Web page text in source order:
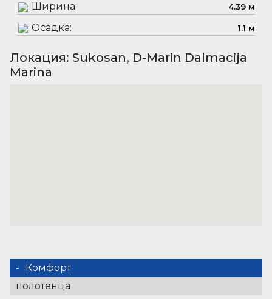
Ширина: 4.39 м
Осадка: 1.1 м
Локация: Sukosan, D-Marin Dalmacija
Marina
Комфорт
полотенца